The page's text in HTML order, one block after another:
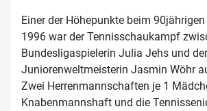
Einer der Höhepunkte beim
1996 war der Tennisschaukampf
Bundesligaspielerin Julia Jehs und der
Juniorenweltmeisterin Jasmin Wöhr
Zwei Herrenmannschaften je 1
Knabenmannshaft und die